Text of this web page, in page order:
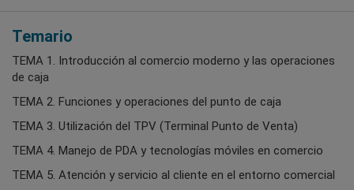
Temario
TEMA 1. Introducción al comercio moderno y las operaciones
de caja
TEMA 2. Funciones y operaciones del punto de caja
TEMA 3. Utilización del TPV (Terminal Punto de Venta)
TEMA 4. Manejo de PDA y tecnologías móviles en comercio
TEMA 5. Atención y servicio al cliente en el entorno comercial